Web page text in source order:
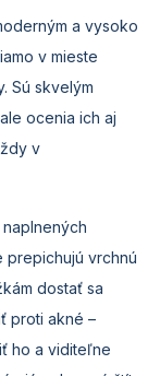
a vysoko
v mieste
Sú skvelým
ocenia ich aj
v
prepichujú vrchnú
dostať sa
proti akné –
ho a viditeľne